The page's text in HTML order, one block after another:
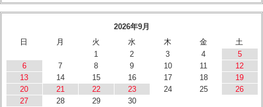
2026年9月
日
月 火 水 木 金
土
1
2 3 4
5
6
7 8 9 10 11
12
13
14 15 16 17 18
19
20
21 22 23 24 25
26
27
28 29 30